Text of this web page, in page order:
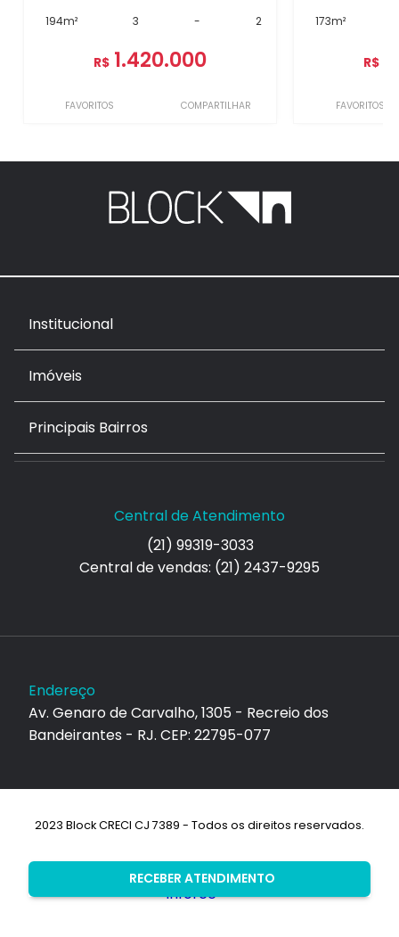
RECEBER ATENDIMENTO
194m² 3 - 2
R$ 1.420.000
FAVORITOS COMPARTILHAR
173m²
R$
FAVORITOS
Institucional
Imóveis
Principais Bairros
Central de Atendimento
(21) 99319-3033
Central de vendas: (21) 2437-9295
Endereço
Av. Genaro de Carvalho, 1305 - Recreio dos
Bandeirantes - RJ. CEP: 22795-077
2023 Block CRECI CJ 7389 - Todos os direitos reservados.